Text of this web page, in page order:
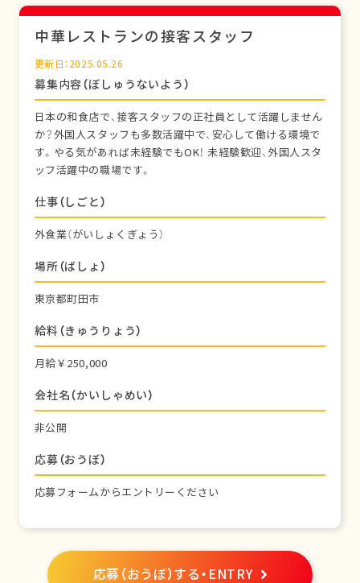
中華レストランの接客スタッフ
更新日：2025.05.26
募集内容（ぼしゅうないよう）
日本の和食店で、接客スタッフの正社員として活躍しません
か？外国人スタッフも多数活躍中で、安心して働ける環境で
す。やる気があれば未経験でもOK！ 未経験歓迎、外国人スタ
ッフ活躍中の職場です。
仕事（しごと）
外食業（がいしょくぎょう）
場所（ばしょ）
東京都町田市
給料（きゅうりょう）
月給￥250,000
会社名（かいしゃめい）
非公開
応募（おうぼ）
応募フォームからエントリーください
応募（おうぼ）する・ENTRY